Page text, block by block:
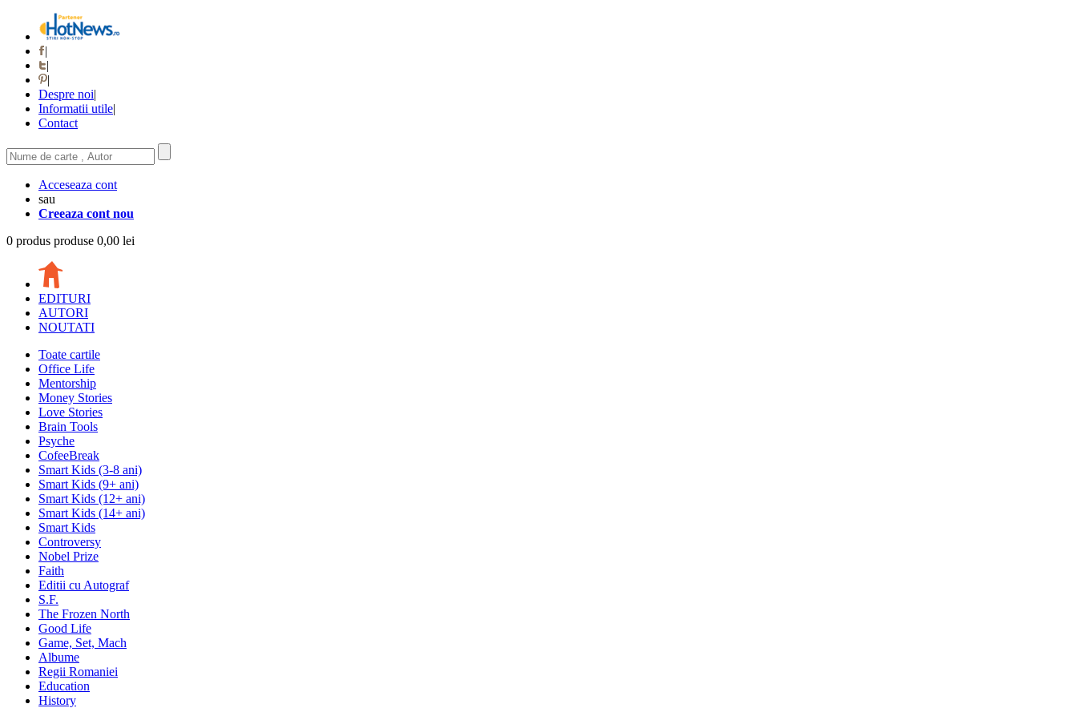
|
|
|
Despre noi|
Informatii utile|
Contact
Acceseaza cont
sau
Creeaza cont nou
0 produs produse 0,00 lei
EDITURI
AUTORI
NOUTATI
Toate cartile
Office Life
Mentorship
Money Stories
Love Stories
Brain Tools
Psyche
CofeeBreak
Smart Kids (3-8 ani)
Smart Kids (9+ ani)
Smart Kids (12+ ani)
Smart Kids (14+ ani)
Smart Kids
Controversy
Nobel Prize
Faith
Editii cu Autograf
S.F.
The Frozen North
Good Life
Game, Set, Mach
Albume
Regii Romaniei
Education
History